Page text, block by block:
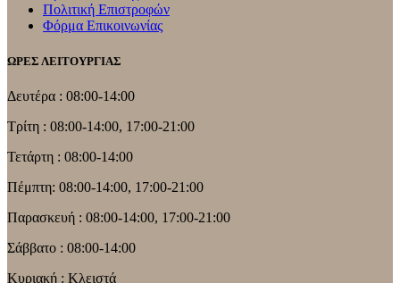
Πολιτική Επιστροφών
Φόρμα Επικοινωνίας
ΩΡΕΣ ΛΕΙΤΟΥΡΓΙΑΣ
Δευτέρα : 08:00-14:00
Τρίτη : 08:00-14:00, 17:00-21:00
Τετάρτη : 08:00-14:00
Πέμπτη: 08:00-14:00, 17:00-21:00
Παρασκευή : 08:00-14:00, 17:00-21:00
Σάββατο : 08:00-14:00
Κυριακή : Κλειστά